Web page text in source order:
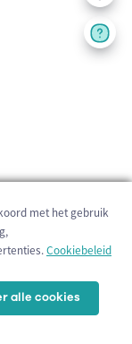
met het gebruik
Cookiebeleid
alle cookies